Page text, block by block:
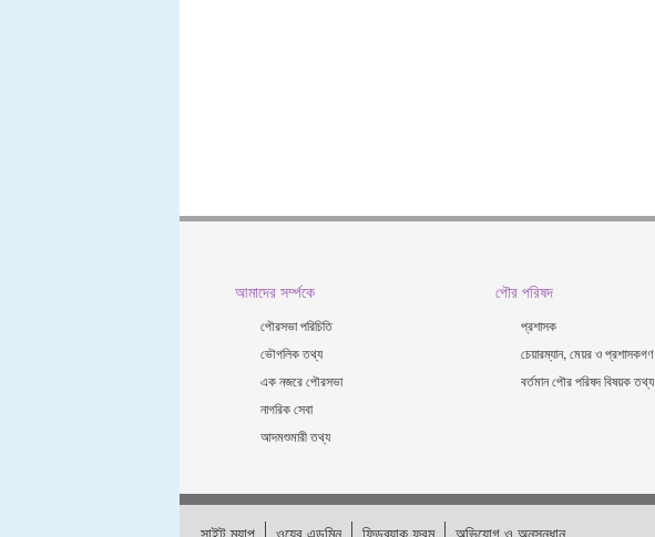
আমাদের সর্ম্পকে
পৌরসভা পরিচিতি
ভৌগলিক তথ্য
এক নজরে পৌরসভা
নাগরিক সেবা
আদমশুমারী তথ্য
পৌর পরিষদ
প্রশাসক
চেয়ারম্যান, মেয়র ও প্রশাসকগণ
বর্তমান পৌর পরিষদ বিষয়ক তথ্য